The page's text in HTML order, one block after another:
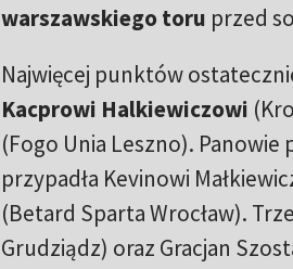
warszawskiego toru przed
Najwięcej punktów
Kacprowi Halkiewiczowi
(Fogo Unia Leszno).
przypadła Kevinowi
(Betard Sparta Wrocław).
Grudziądz) oraz Gracjan